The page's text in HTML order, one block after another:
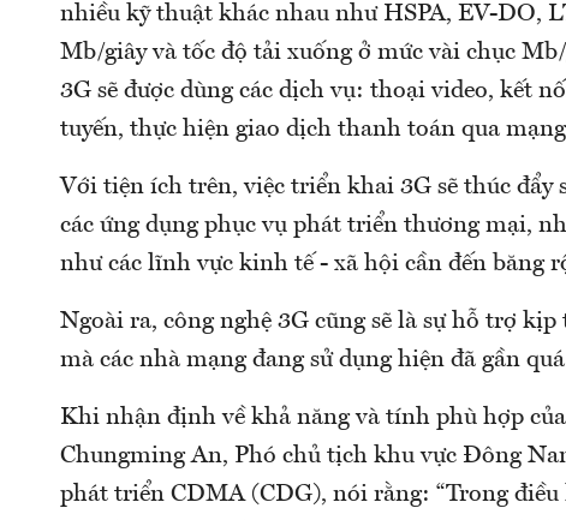
nhiều kỹ thuật khác nhau như HSPA, EV-DO,
Mb/giây và tốc độ tải xuống ở mức vài chục
3G sẽ được dùng các dịch vụ: thoại video, kết
tuyến, thực hiện giao dịch thanh toán qua
Với tiện ích trên, việc triển khai 3G sẽ thúc đẩy
các ứng dụng phục vụ phát triển thương mại,
như các lĩnh vực kinh tế - xã hội cần đến băng
Ngoài ra, công nghệ 3G cũng sẽ là sự hỗ trợ
mà các nhà mạng đang sử dụng hiện đã gần
Khi nhận định về khả năng và tính phù hợp
Chungming An, Phó chủ tịch khu vực Đông
phát triển CDMA (CDG), nói rằng: “Trong